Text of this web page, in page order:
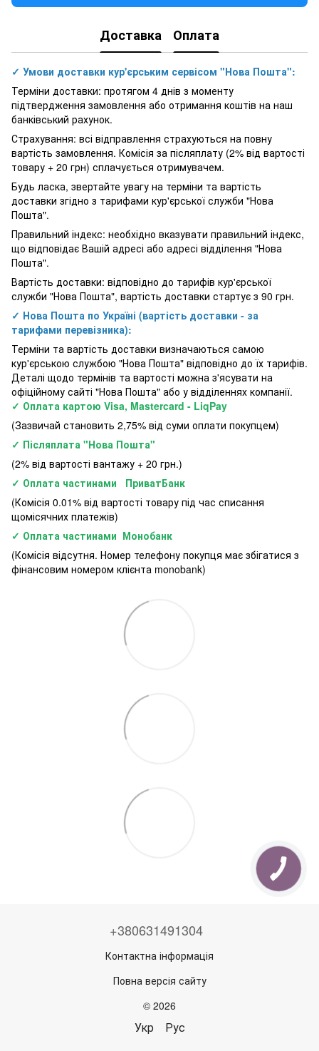
Доставка Оплата
✓ Умови доставки кур'єрським сервісом "Нова Пошта":
Терміни доставки: протягом 4 днів з моменту
підтвердження замовлення або отримання коштів на наш
банківський рахунок.
Страхування: всі відправлення страхуються на повну
вартість замовлення. Комісія за післяплату (2% від вартості
товару + 20 грн) сплачується отримувачем.
Будь ласка, звертайте увагу на терміни та вартість
доставки згідно з тарифами кур'єрської служби "Нова
Пошта".
Правильний індекс: необхідно вказувати правильний індекс,
що відповідає Вашій адресі або адресі відділення "Нова
Пошта".
Вартість доставки: відповідно до тарифів кур'єрської
служби "Нова Пошта", вартість доставки стартує з 90 грн.
✓ Нова Пошта по Україні (вартість доставки - за
тарифами перевізника):
Терміни та вартість доставки визначаються самою
кур'єрською службою "Нова Пошта" відповідно до їх тарифів.
Деталі щодо термінів та вартості можна з'ясувати на
офіційному сайті "Нова Пошта" або у відділеннях компанії.
✓ Оплата картою Visa, Mastercard - LiqPay
(Зазвичай становить 2,75% від суми оплати покупцем)
✓ Післяплата "Нова Пошта"
(2% від вартості вантажу + 20 грн.)
✓ Оплата частинами ПриватБанк
(Комісія 0.01% від вартості товару під час списання
щомісячних платежів)
✓ Оплата частинами Монобанк
(Комісія відсутня. Номер телефону покупця має збігатися з
фінансовим номером клієнта monobank)
+380631491304
Контактна інформація
Повна версія сайту
© 2026
Укр Рус